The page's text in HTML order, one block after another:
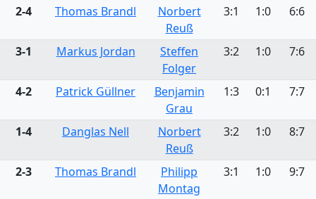
2-4 Thomas Brandl
Norbert
Reuß
3:1 1:0 6:6
3-1 Markus Jordan
Steffen
Folger
3:2 1:0 7:6
4-2 Patrick Güllner
Benjamin
Grau
1:3 0:1 7:7
1-4 Danglas Nell
Norbert
Reuß
3:2 1:0 8:7
2-3 Thomas Brandl
Philipp
Montag
3:1 1:0 9:7